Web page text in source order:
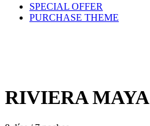
SPECIAL OFFER
PURCHASE THEME
RIVIERA MAYA